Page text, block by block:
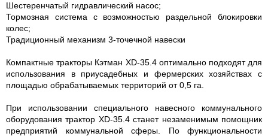
Шестеренчатый гидравлический насос;
Тормозная система с возможностью раздельной блокировки
колес;
Традиционный механизм 3-точечной навески
Компактные тракторы Кэтман XD-35.4 оптимально подходят для
использования в приусадебных и фермерских хозяйствах с
площадью обрабатываемых территорий от 0,5 га.
При использовании специального навесного коммунального
оборудования трактор XD-35.4 станет незаменимым помощник
предприятий коммунальной сферы. По функциональности